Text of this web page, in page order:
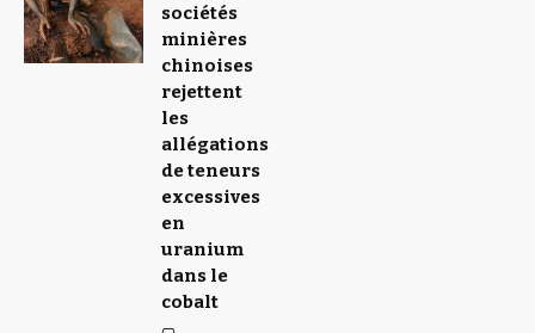
sociétés
minières
chinoises
rejettent
les
allégations
de teneurs
excessives
en
uranium
dans le
cobalt